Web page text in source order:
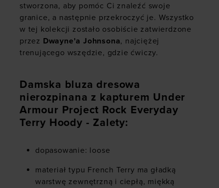
stworzona, aby pomóc Ci znaleźć swoje
granice, a następnie przekroczyć je. Wszystko
w tej kolekcji zostało osobiście zatwierdzone
przez Dwayne'a Johnsona, najciężej
trenującego wszędzie, gdzie ćwiczy.
Damska bluza dresowa
nierozpinana z kapturem Under
Armour Project Rock Everyday
Terry Hoody - Zalety:
dopasowanie: loose
materiał typu French Terry ma gładką
warstwę zewnętrzną i ciepłą, miękką